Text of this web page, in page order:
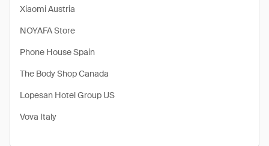
Xiaomi Austria
NOYAFA Store
Phone House Spain
The Body Shop Canada
Lopesan Hotel Group US
Vova Italy